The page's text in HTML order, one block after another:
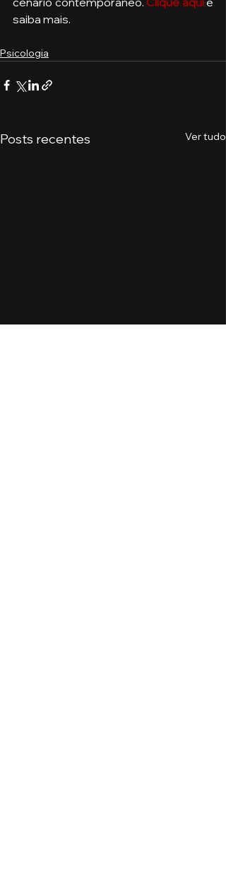
saiba mais.
Psicologia
Posts recentes Ver tudo